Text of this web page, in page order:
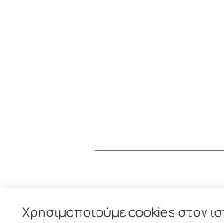
Χρησιμοποιούμε cookies στον